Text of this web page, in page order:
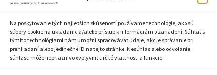
Na poskytovanie tých najlepších skúseností používame technológie, ako sú
súbory cookie na ukladanie a/alebo prístup k informáciám o zariadení. Súhlas s
týmito technológiami nám umožní spracovávať údaje, ako je správanie pri
prehliadaní alebo jedinečné ID na tejto stránke. Nesúhlas alebo odvolanie
súhlasu môže nepriaznivo ovplyvniť určité vlastnosti a funkcie.
Zásady ochrany súkromia